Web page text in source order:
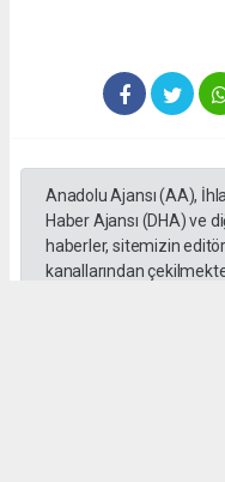
Anadolu Ajansı (AA),
Haber Ajansı (DHA) ve
haberler, sitemizin
kanallarından